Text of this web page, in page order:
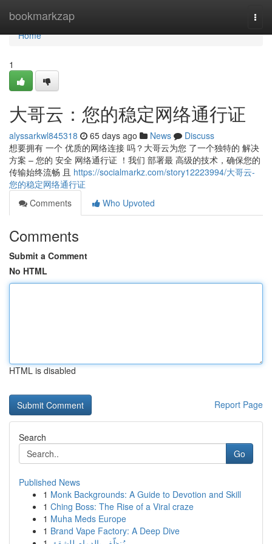
bookmarkzap
Home
Home
1
大哥云：您的稳定网络通行证
alyssarkwl845318 65 days ago News
Discuss
想要拥有 一个 优质的网络连接 吗？大哥云为您 了一个独特的 解决
方案 – 您的 安全 网络通行证 ！我们 部署最 高级的技术，确保您的
传输始终流畅 且 https://socialmarkz.com/story12223994/大哥云-
您的稳定网络通行证
Comments
Who Upvoted
Comments
Submit a Comment
No HTML
HTML is disabled
Report Page
Search
Go
Published News
1 Monk Backgrounds: A Guide to Devotion and Skill
1 Ching Boss: The Rise of a Viral craze
1 Muha Meds Europe
1 Brand Vape Factory: A Deep Dive